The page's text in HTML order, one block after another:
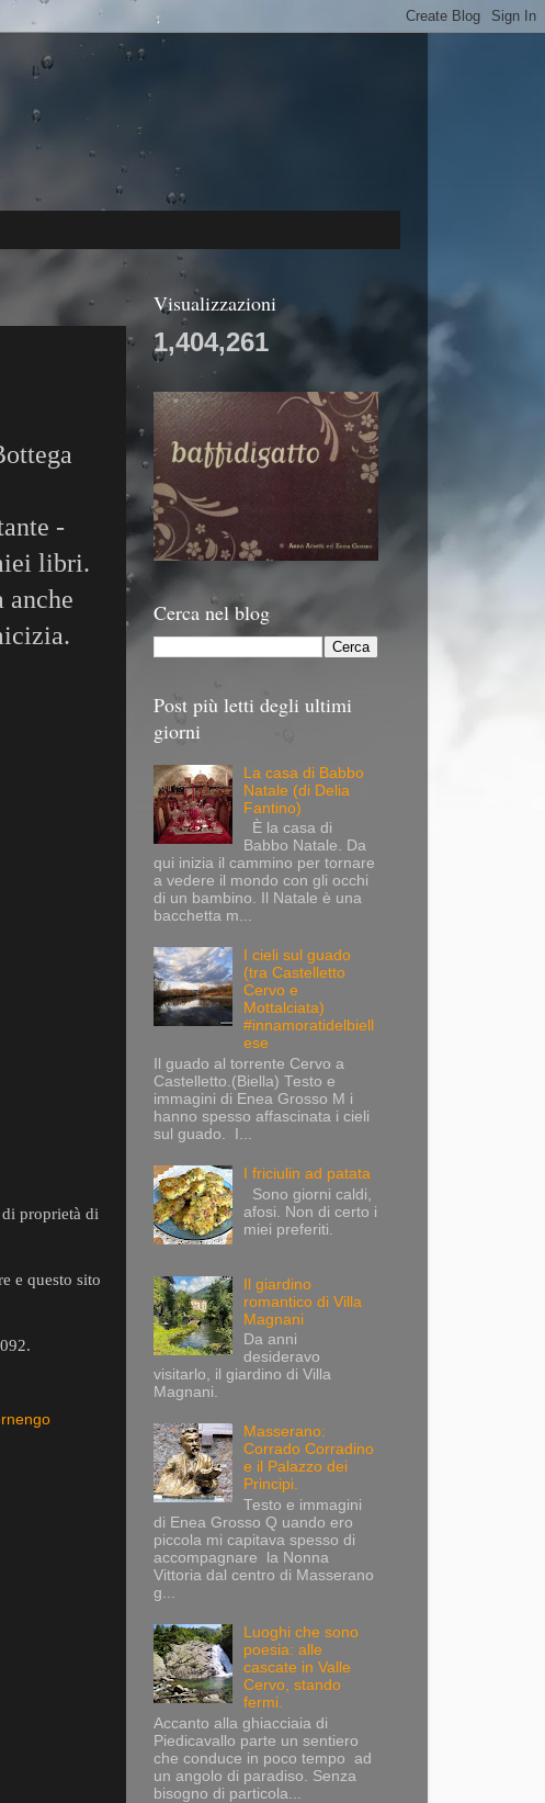
-
libri.
proprietà di
e questo sito
Visualizzazioni
1,404,261
Cerca nel blog
Post più letti degli ultimi
giorni
La casa di Babbo
Natale (di Delia
Fantino)
È la casa di
Babbo Natale. Da
qui inizia il cammino per tornare
a vedere il mondo con gli occhi
di un bambino. Il Natale è una
bacchetta m...
I cieli sul guado
(tra Castelletto
Cervo e
Mottalciata)
#innamoratidelbiell
ese
Il guado al torrente Cervo a
Castelletto.(Biella) Testo e
immagini di Enea Grosso M i
hanno spesso affascinata i cieli
sul guado. I...
I friciulin ad patata
Sono giorni caldi,
afosi. Non di certo i
miei preferiti.
Il giardino
romantico di Villa
Magnani
Da anni
desideravo
visitarlo, il giardino di Villa
Magnani.
Masserano:
Corrado Corradino
e il Palazzo dei
Principi.
Testo e immagini
di Enea Grosso Q uando ero
piccola mi capitava spesso di
accompagnare la Nonna
Vittoria dal centro di Masserano
g...
Luoghi che sono
poesia: alle
cascate in Valle
Cervo, stando
fermi.
Accanto alla ghiacciaia di
Piedicavallo parte un sentiero
che conduce in poco tempo ad
un angolo di paradiso. Senza
bisogno di particola...